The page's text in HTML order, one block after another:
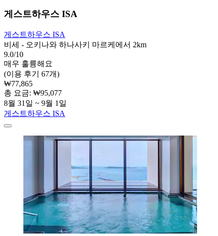
게스트하우스 ISA
게스트하우스 ISA
비세 - 오키나와 하나사키 마르케에서 2km
9.0/10
매우 훌륭해요
(이용 후기 67개)
₩77,865
총 요금: ₩95,077
8월 31일 ~ 9월 1일
게스트하우스 ISA